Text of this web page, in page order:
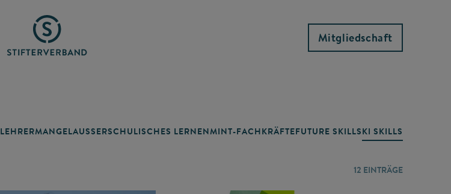
Mitgliedschaft
LEHRERMANGELAUSSERSCHULISCHES LERNEN MINT-FACHKRÄFTEFUTURE SKILLSKI SKILLS
12 EINTRÄGE